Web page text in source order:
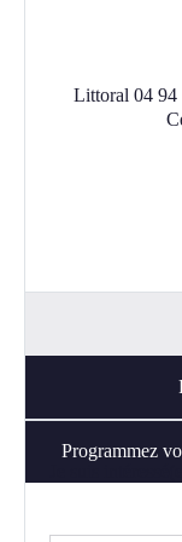
Littoral 04 94
Programmez